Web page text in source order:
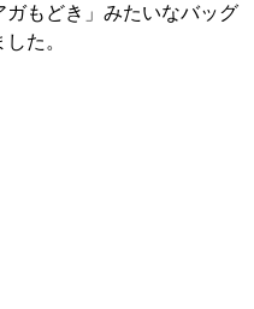
ガもどき」みたいなバッグ
た。